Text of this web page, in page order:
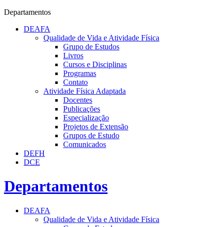
Departamentos
DEAFA
Qualidade de Vida e Atividade Física
Grupo de Estudos
Livros
Cursos e Disciplinas
Programas
Contato
Atividade Física Adaptada
Docentes
Publicações
Especialização
Projetos de Extensão
Grupos de Estudo
Comunicados
DEFH
DCE
Departamentos
DEAFA
Qualidade de Vida e Atividade Física